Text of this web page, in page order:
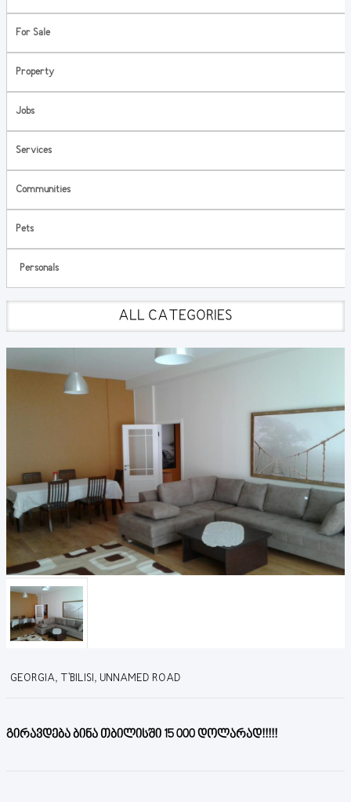
For Sale
Property
Jobs
Services
Communities
Pets
Personals
ALL CATEGORIES
GEORGIA, T'BILISI, UNNAMED ROAD
გირავდება ბინა თბილისში 15 000 დოლარად!!!!!